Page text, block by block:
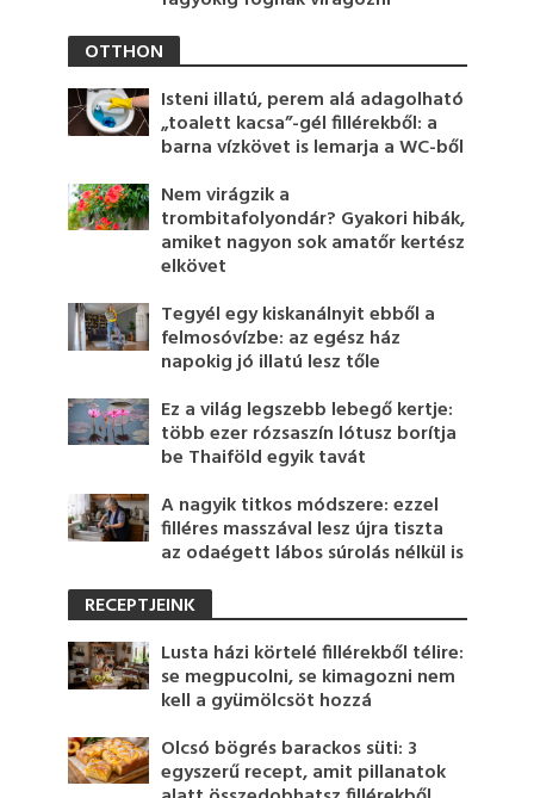
OTTHON
Isteni illatú, perem alá adagolható
„toalett kacsa”-gél fillérekből: a
barna vízkövet is lemarja a WC-ből
Nem virágzik a
trombitafolyondár? Gyakori hibák,
amiket nagyon sok amatőr kertész
elkövet
Tegyél egy kiskanálnyit ebből a
felmosóvízbe: az egész ház
napokig jó illatú lesz tőle
Ez a világ legszebb lebegő kertje:
több ezer rózsaszín lótusz borítja
be Thaiföld egyik tavát
A nagyik titkos módszere: ezzel
filléres masszával lesz újra tiszta
az odaégett lábos súrolás nélkül is
RECEPTJEINK
Lusta házi körtelé fillérekből télire:
se megpucolni, se kimagozni nem
kell a gyümölcsöt hozzá
Olcsó bögrés barackos süti: 3
egyszerű recept, amit pillanatok